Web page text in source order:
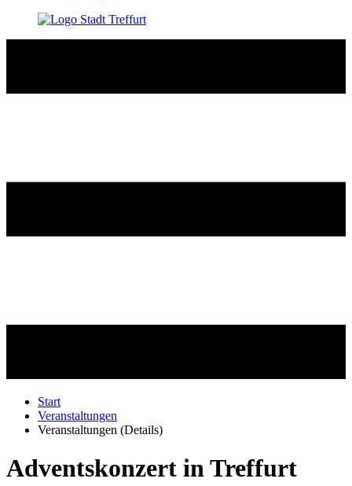
Start
Veranstaltungen
Veranstaltungen (Details)
Adventskonzert in Treffurt